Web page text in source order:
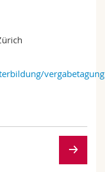
vergabetagung